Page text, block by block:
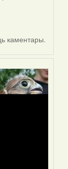
каментары.